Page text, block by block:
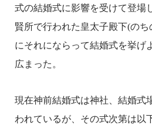
式の結婚式に影響を受けて登場
賢所で行われた皇太子殿下(の
にそれにならって結婚式を挙げ
広まった。
現在神前結婚式は神社、結婚式
われているが、その式次第は以